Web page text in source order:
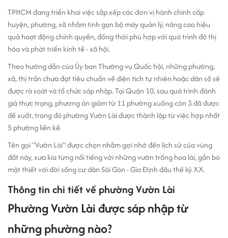
TPHCM đang triển khai việc sắp xếp các đơn vị hành chính cấp
huyện, phường, xã nhằm tinh gọn bộ máy quản lý, nâng cao hiệu
quả hoạt động chính quyền, đồng thời phù hợp với quá trình đô thị
hóa và phát triển kinh tế - xã hội.
Theo hướng dẫn của Ủy ban Thường vụ Quốc hội, những phường,
xã, thị trấn chưa đạt tiêu chuẩn về diện tích tự nhiên hoặc dân số sẽ
được rà soát và tổ chức sáp nhập. Tại Quận 10, sau quá trình đánh
giá thực trạng, phương án giảm từ 11 phường xuống còn 3 đã được
đề xuất, trong đó phường Vườn Lài được thành lập từ việc hợp nhất
5 phường liền kề.
Tên gọi "Vườn Lài" được chọn nhằm gợi nhớ đến lịch sử của vùng
đất này, xưa kia từng nổi tiếng với những vườn trồng hoa lài, gắn bó
mật thiết với đời sống cư dân Sài Gòn - Gia Định đầu thế kỷ XX.
Thông tin chi tiết về phường Vườn Lài
Phường Vườn Lài được sáp nhập từ
những phường nào?